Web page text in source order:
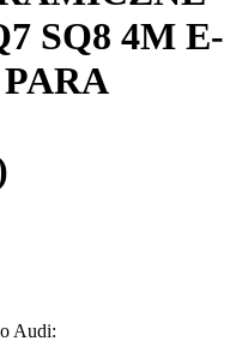
SQ8 4M E-
Audi: